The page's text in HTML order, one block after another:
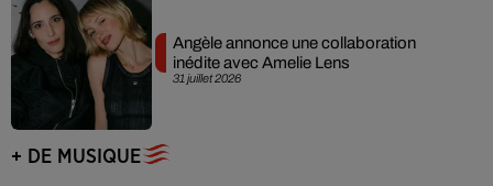
31 juillet 2026
Angèle annonce une collaboration
inédite avec Amelie Lens
+ DE MUSIQUE